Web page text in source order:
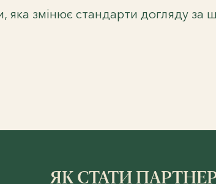
змінює стандарти догляду за
ЯК СТАТИ